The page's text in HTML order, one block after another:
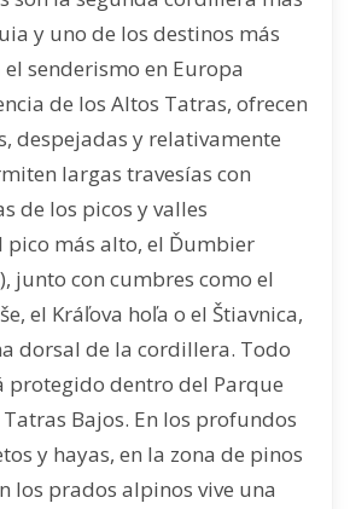
y uno de los destinos más
senderismo en Europa
de los Altos Tatras, ofrecen
despejadas y relativamente
largas travesías con
de los picos y valles
pico más alto, el Ďumbier
junto con cumbres como el
el Kráľova hoľa o el Štiavnica,
dorsal de la cordillera. Todo
protegido dentro del Parque
Bajos. En los profundos
y hayas, en la zona de pinos
los prados alpinos vive una